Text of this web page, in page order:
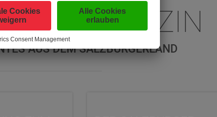
MAGAZIN
AUS DEM SALZBURGERLAND